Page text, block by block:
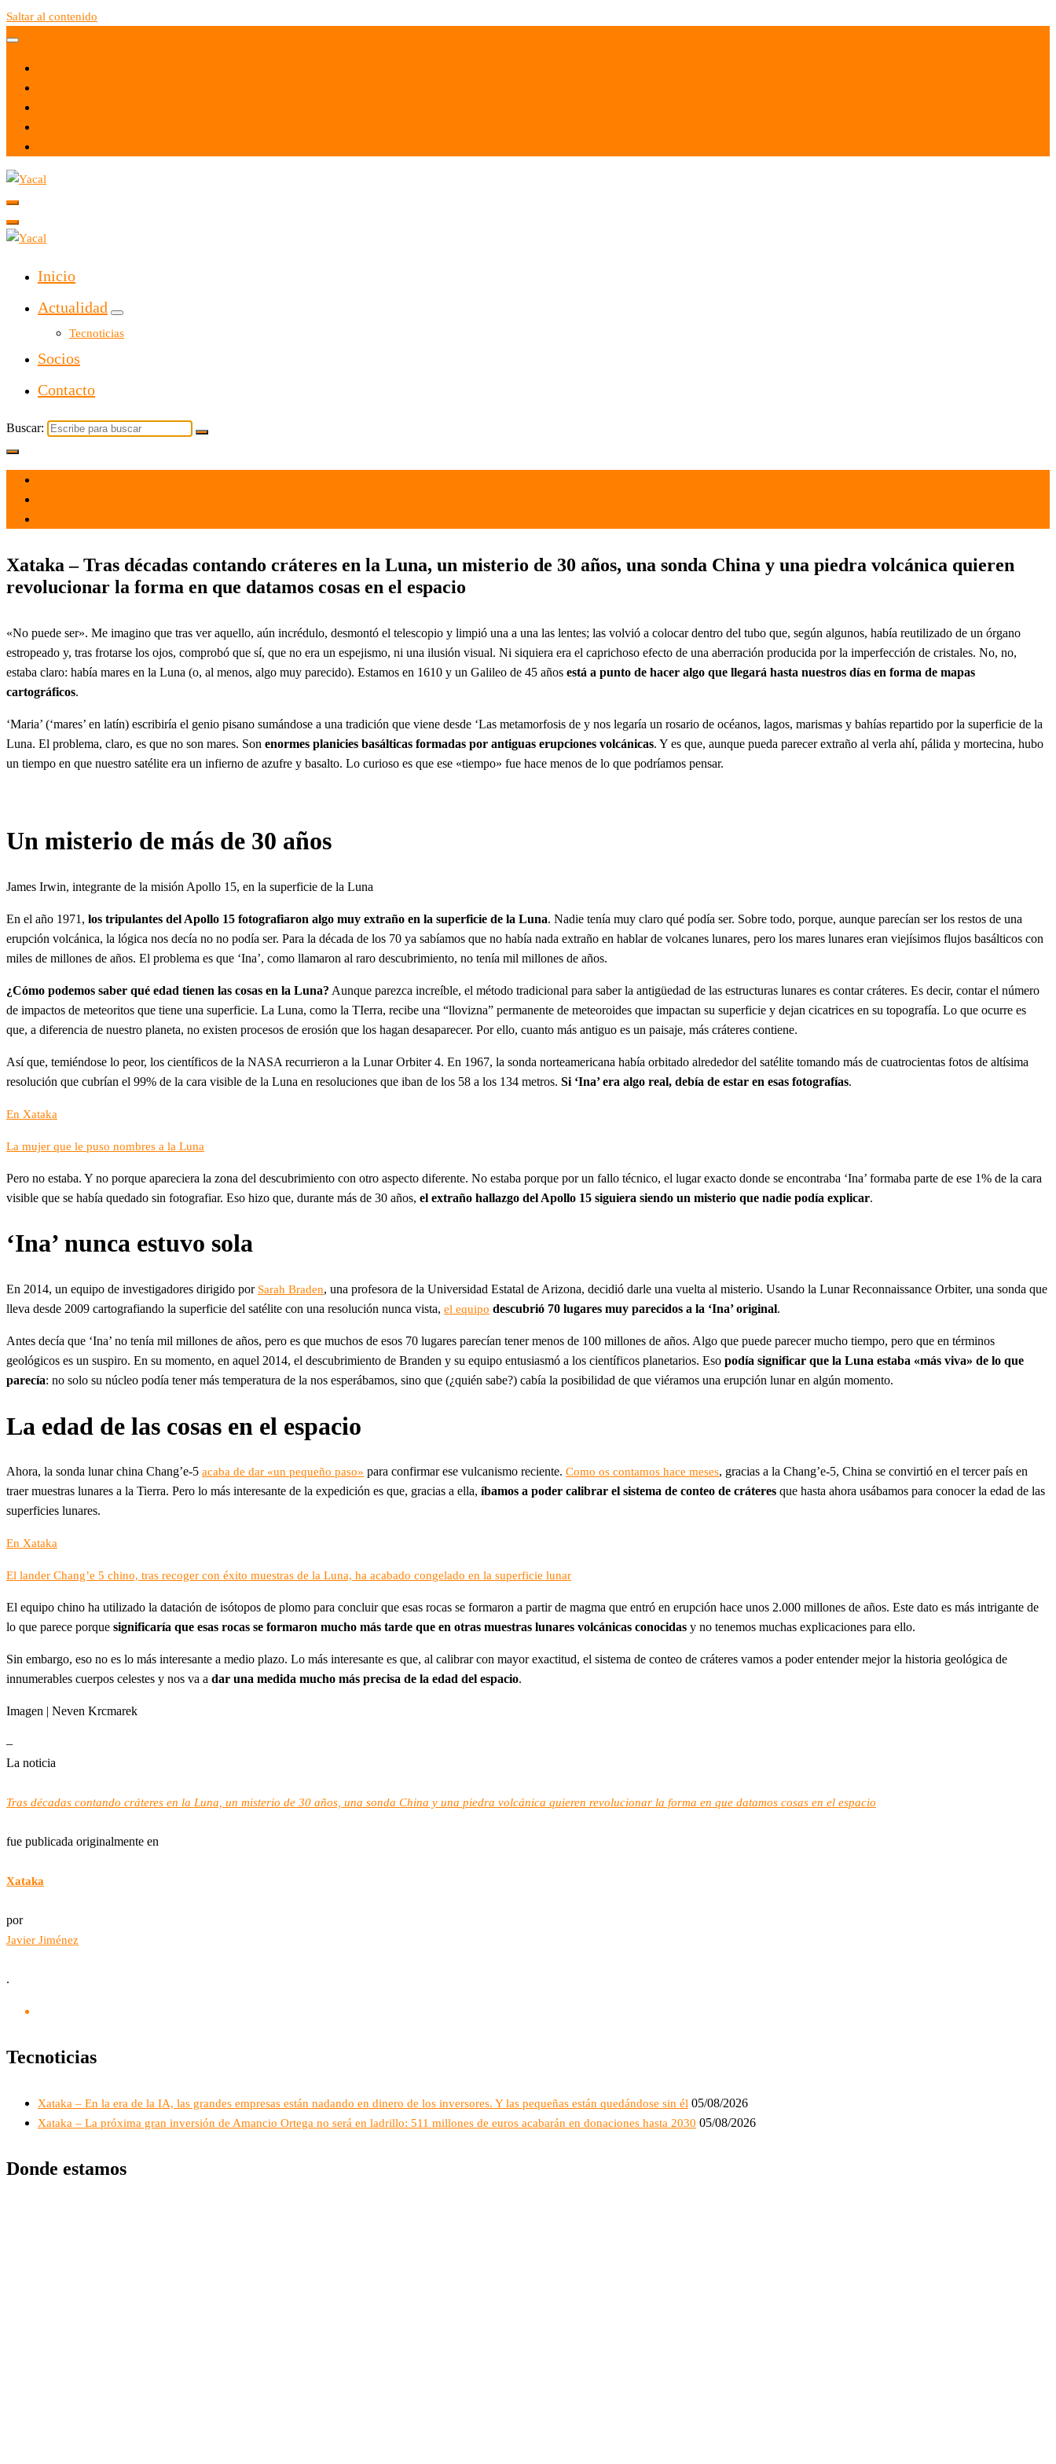
Saltar al contenido
Yacal micro hosting
Inicio
Actualidad
Tecnoticias
Socios
Contacto
Buscar:
Xataka – Tras décadas contando cráteres en la Luna, un misterio de 30 años, una sonda China y una piedra volcánica quieren
revolucionar la forma en que datamos cosas en el espacio
«No puede ser». Me imagino que tras ver aquello, aún incrédulo, desmontó el telescopio y limpió una a una las lentes; las volvió a colocar dentro del tubo que, según algunos, había reutilizado de un órgano
estropeado y, tras frotarse los ojos, comprobó que sí, que no era un espejismo, ni una ilusión visual. Ni siquiera era el caprichoso efecto de una aberración producida por la imperfección de cristales. No, no,
estaba claro: había mares en la Luna (o, al menos, algo muy parecido). Estamos en 1610 y un Galileo de 45 años está a punto de hacer algo que llegará hasta nuestros días en forma de mapas
cartográficos.
‘Maria’ (‘mares’ en latín) escribiría el genio pisano sumándose a una tradición que viene desde ‘Las metamorfosis de y nos legaría un rosario de océanos, lagos, marismas y bahías repartido por la superficie de la
Luna. El problema, claro, es que no son mares. Son enormes planicies basálticas formadas por antiguas erupciones volcánicas. Y es que, aunque pueda parecer extraño al verla ahí, pálida y mortecina, hubo
un tiempo en que nuestro satélite era un infierno de azufre y basalto. Lo curioso es que ese «tiempo» fue hace menos de lo que podríamos pensar.
Un misterio de más de 30 años
James Irwin, integrante de la misión Apollo 15, en la superficie de la Luna
En el año 1971, los tripulantes del Apollo 15 fotografiaron algo muy extraño en la superficie de la Luna. Nadie tenía muy claro qué podía ser. Sobre todo, porque, aunque parecían ser los restos de una
erupción volcánica, la lógica nos decía no no podía ser. Para la década de los 70 ya sabíamos que no había nada extraño en hablar de volcanes lunares, pero los mares lunares eran viejísimos flujos basálticos con
miles de millones de años. El problema es que ‘Ina’, como llamaron al raro descubrimiento, no tenía mil millones de años.
¿Cómo podemos saber qué edad tienen las cosas en la Luna? Aunque parezca increíble, el método tradicional para saber la antigüedad de las estructuras lunares es contar cráteres. Es decir, contar el número
de impactos de meteoritos que tiene una superficie. La Luna, como la TIerra, recibe una “llovizna” permanente de meteoroides que impactan su superficie y dejan cicatrices en su topografía. Lo que ocurre es
que, a diferencia de nuestro planeta, no existen procesos de erosión que los hagan desaparecer. Por ello, cuanto más antiguo es un paisaje, más cráteres contiene.
Así que, temiéndose lo peor, los científicos de la NASA recurrieron a la Lunar Orbiter 4. En 1967, la sonda norteamericana había orbitado alrededor del satélite tomando más de cuatrocientas fotos de altísima
resolución que cubrían el 99% de la cara visible de la Luna en resoluciones que iban de los 58 a los 134 metros. Si ‘Ina’ era algo real, debía de estar en esas fotografías.
En Xataka
La mujer que le puso nombres a la Luna
Pero no estaba. Y no porque apareciera la zona del descubrimiento con otro aspecto diferente. No estaba porque por un fallo técnico, el lugar exacto donde se encontraba ‘Ina’ formaba parte de ese 1% de la cara
visible que se había quedado sin fotografiar. Eso hizo que, durante más de 30 años, el extraño hallazgo del Apollo 15 siguiera siendo un misterio que nadie podía explicar.
‘Ina’ nunca estuvo sola
En 2014, un equipo de investigadores dirigido por Sarah Braden, una profesora de la Universidad Estatal de Arizona, decidió darle una vuelta al misterio. Usando la Lunar Reconnaissance Orbiter, una sonda que
lleva desde 2009 cartografiando la superficie del satélite con una resolución nunca vista, el equipo descubrió 70 lugares muy parecidos a la ‘Ina’ original.
Antes decía que ‘Ina’ no tenía mil millones de años, pero es que muchos de esos 70 lugares parecían tener menos de 100 millones de años. Algo que puede parecer mucho tiempo, pero que en términos
geológicos es un suspiro. En su momento, en aquel 2014, el descubrimiento de Branden y su equipo entusiasmó a los científicos planetarios. Eso podía significar que la Luna estaba «más viva» de lo que
parecía: no solo su núcleo podía tener más temperatura de la nos esperábamos, sino que (¿quién sabe?) cabía la posibilidad de que viéramos una erupción lunar en algún momento.
La edad de las cosas en el espacio
Ahora, la sonda lunar china Chang’e-5 acaba de dar «un pequeño paso» para confirmar ese vulcanismo reciente. Como os contamos hace meses, gracias a la Chang’e-5, China se convirtió en el tercer país en
traer muestras lunares a la Tierra. Pero lo más interesante de la expedición es que, gracias a ella, íbamos a poder calibrar el sistema de conteo de cráteres que hasta ahora usábamos para conocer la edad de las
superficies lunares.
En Xataka
El lander Chang’e 5 chino, tras recoger con éxito muestras de la Luna, ha acabado congelado en la superficie lunar
El equipo chino ha utilizado la datación de isótopos de plomo para concluir que esas rocas se formaron a partir de magma que entró en erupción hace unos 2.000 millones de años. Este dato es más intrigante de
lo que parece porque significaría que esas rocas se formaron mucho más tarde que en otras muestras lunares volcánicas conocidas y no tenemos muchas explicaciones para ello.
Sin embargo, eso no es lo más interesante a medio plazo. Lo más interesante es que, al calibrar con mayor exactitud, el sistema de conteo de cráteres vamos a poder entender mejor la historia geológica de
innumerables cuerpos celestes y nos va a dar una medida mucho más precisa de la edad del espacio.
Imagen | Neven Krcmarek
–
La noticia
Tras décadas contando cráteres en la Luna, un misterio de 30 años, una sonda China y una piedra volcánica quieren revolucionar la forma en que datamos cosas en el espacio
fue publicada originalmente en
Xataka
por
Javier Jiménez
.
Tecnoticias
Xataka – En la era de la IA, las grandes empresas están nadando en dinero de los inversores. Y las pequeñas están quedándose sin él 05/08/2026
Xataka – La próxima gran inversión de Amancio Ortega no será en ladrillo: 511 millones de euros acabarán en donaciones hasta 2030 05/08/2026
Donde estamos